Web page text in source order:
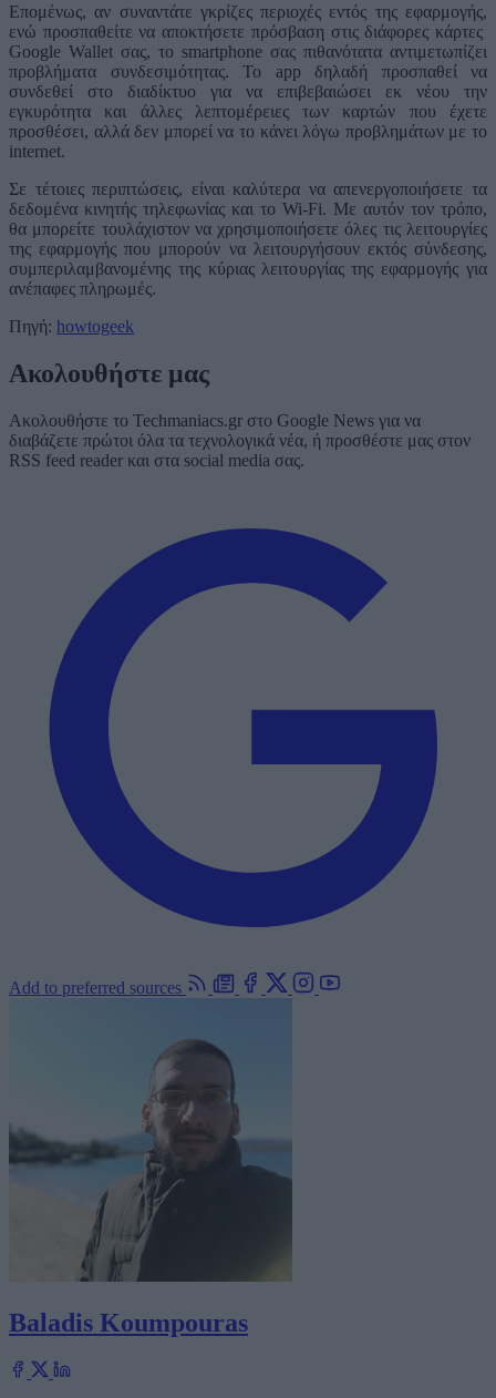
Επομένως, αν συναντάτε γκρίζες περιοχές εντός της εφαρμογής,
ενώ προσπαθείτε να αποκτήσετε πρόσβαση στις διάφορες κάρτες
Google Wallet σας, το smartphone σας πιθανότατα αντιμετωπίζει
προβλήματα συνδεσιμότητας. Το app δηλαδή προσπαθεί να
συνδεθεί στο διαδίκτυο για να επιβεβαιώσει εκ νέου την
εγκυρότητα και άλλες λεπτομέρειες των καρτών που έχετε
προσθέσει, αλλά δεν μπορεί να το κάνει λόγω προβλημάτων με το
internet.
Σε τέτοιες περιπτώσεις, είναι καλύτερα να απενεργοποιήσετε τα
δεδομένα κινητής τηλεφωνίας και το Wi-Fi. Με αυτόν τον τρόπο,
θα μπορείτε τουλάχιστον να χρησιμοποιήσετε όλες τις λειτουργίες
της εφαρμογής που μπορούν να λειτουργήσουν εκτός σύνδεσης,
συμπεριλαμβανομένης της κύριας λειτουργίας της εφαρμογής για
ανέπαφες πληρωμές.
Πηγή: howtogeek
Ακολουθήστε μας
Ακολουθήστε το Techmaniacs.gr στο Google News για να
διαβάζετε πρώτοι όλα τα τεχνολογικά νέα, ή προσθέστε μας στον
RSS feed reader και στα social media σας.
Add to preferred sources
Baladis Koumpouras